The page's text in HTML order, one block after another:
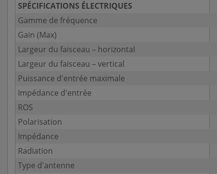
SPÉCIFICATIONS ÉLECTRIQUES
Gamme de fréquence
Gain (Max)
Largeur du faisceau – horizontal
Largeur du faisceau – vertical
Puissance d'entrée maximale
Impédance d'entrée
ROS
Polarisation
Impédance
Radiation
Type d'antenne